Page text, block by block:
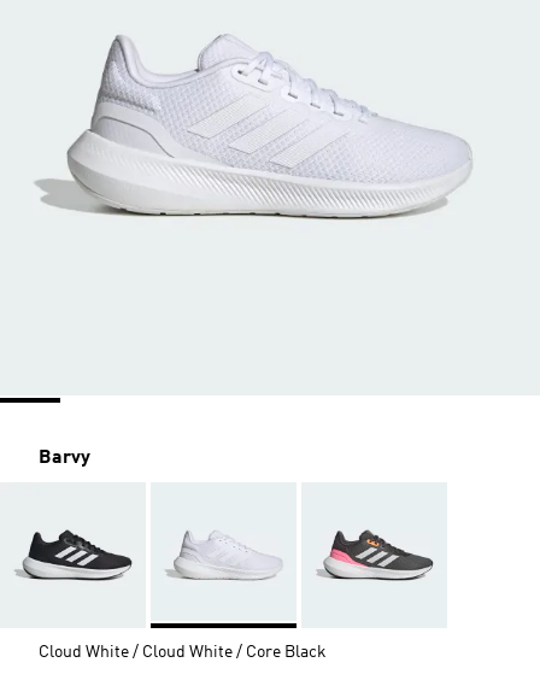
Barvy
Cloud White / Cloud White / Core Black